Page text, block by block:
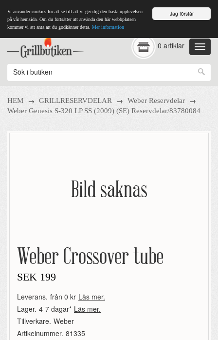
Jag förstår
Vi använder cookies för att se till att vi ger dig den bästa upplevelsen
på vår hemsida. Om du fortsätter att använda den här webbplatsen
kommer vi att anta att du godkänner detta. Mer information
0 artiklar
HEM → GRILLRESERVDELAR → Weber Reservdelar →
Weber Genesis S-320 LP SS (2009) (SE) Reservdelar/83780084
Bild saknas
Weber Crossover tube
SEK 199
Leverans. från 0 kr Läs mer.
Lager. 4-7 dagar* Läs mer.
Tillverkare. Weber
Artikelnummer. 81335